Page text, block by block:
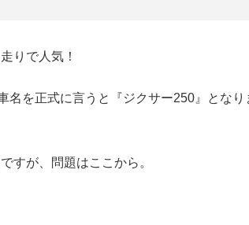
りで人気！
名を正式に言うと『ジクサー250』となり
すが、問題はここから。